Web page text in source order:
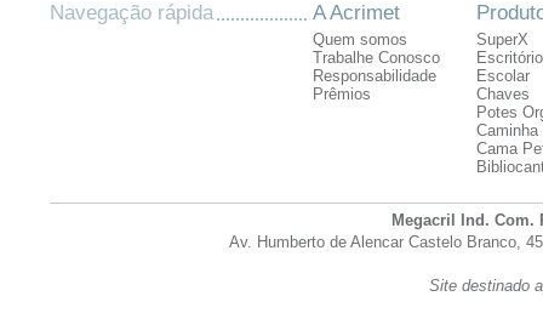
Navegação rápida A Acrimet
Quem somos
Trabalhe Conosco
Responsabilidade
Prêmios
SuperX
Escritório
Escolar
Chaves
Potes
Cama
Megacril Ind.
Av. Humberto de Alencar Castelo Branco,
Site destinado